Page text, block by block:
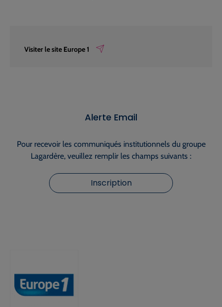
Visiter le site Europe 1
Alerte Email
Pour recevoir les communiqués institutionnels du groupe
Lagardère, veuillez remplir les champs suivants :
Inscription